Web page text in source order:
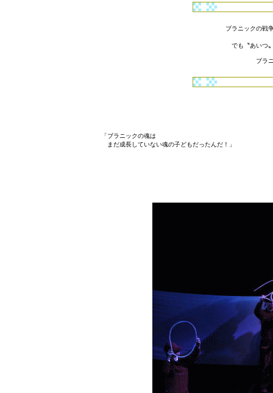
ブラニックの戦
でも〝あいつ
ブラ
「ブラニックの魂は
まだ成長していない魂の子どもだったんだ！」